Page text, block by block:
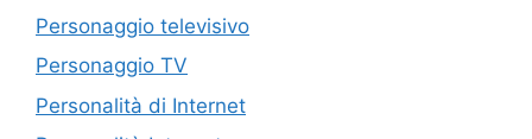
Personaggio televisivo
Personaggio TV
Personalità di Internet